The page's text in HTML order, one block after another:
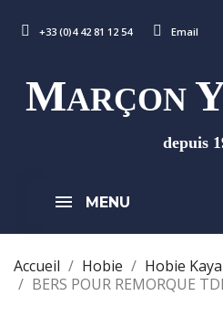
+33 (0)4 42 81 12 54 Email
MARÇON
depuis
MENU
Accueil Hobie Hobie
BERS POUR REMORQUE